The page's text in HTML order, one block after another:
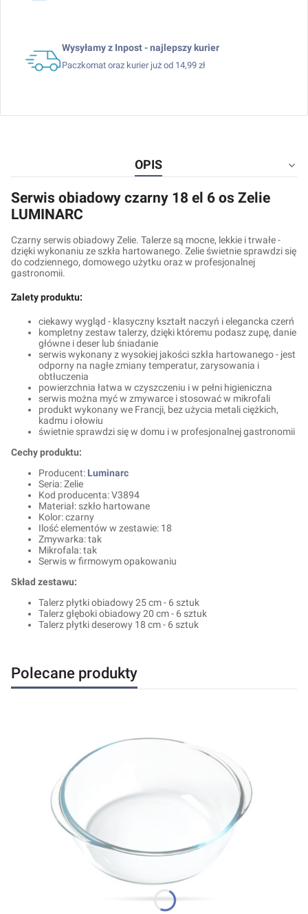
Wysyłamy z Inpost - najlepszy kurier
Paczkomat oraz kurier już od 14,99 zł
OPIS
Serwis obiadowy czarny 18 el 6 os Zelie
LUMINARC
Czarny serwis obiadowy Zelie. Talerze są mocne, lekkie i trwałe -
dzięki wykonaniu ze szkła hartowanego. Zelie świetnie sprawdzi się
do codziennego, domowego użytku oraz w profesjonalnej
gastronomii.
Zalety produktu:
ciekawy wygląd - klasyczny kształt naczyń i elegancka czerń
kompletny zestaw talerzy, dzięki któremu podasz zupę, danie
główne i deser lub śniadanie
serwis wykonany z wysokiej jakości szkła hartowanego - jest
odporny na nagłe zmiany temperatur, zarysowania i
obtłuczenia
powierzchnia łatwa w czyszczeniu i w pełni higieniczna
serwis można myć w zmywarce i stosować w mikrofali
produkt wykonany we Francji, bez użycia metali ciężkich,
kadmu i ołowiu
świetnie sprawdzi się w domu i w profesjonalnej gastronomii
Cechy produktu:
Producent: Luminarc
Seria: Zelie
Kod producenta: V3894
Materiał: szkło hartowane
Kolor: czarny
Ilość elementów w zestawie: 18
Zmywarka: tak
Mikrofala: tak
Serwis w firmowym opakowaniu
Skład zestawu:
Talerz płytki obiadowy 25 cm - 6 sztuk
Talerz głęboki obiadowy 20 cm - 6 sztuk
Talerz płytki deserowy 18 cm - 6 sztuk
Polecane produkty